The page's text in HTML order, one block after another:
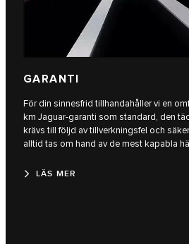
GARANTI
För din sinnesfrid tillhandahåller vi en
km Jaguar-garanti som standard, den
krävs till följd av tillverkningsfel och
alltid tas om hand av de mest kapabla
LÄS MER